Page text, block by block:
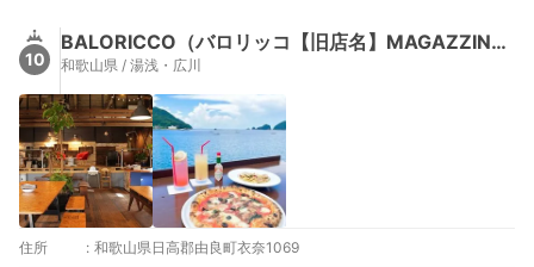
10
BALORICCO（バロリッコ【旧店名】MAGAZZINO）
和歌山県 / 湯浅・広川
住所 : 和歌山県日高郡由良町衣奈1069